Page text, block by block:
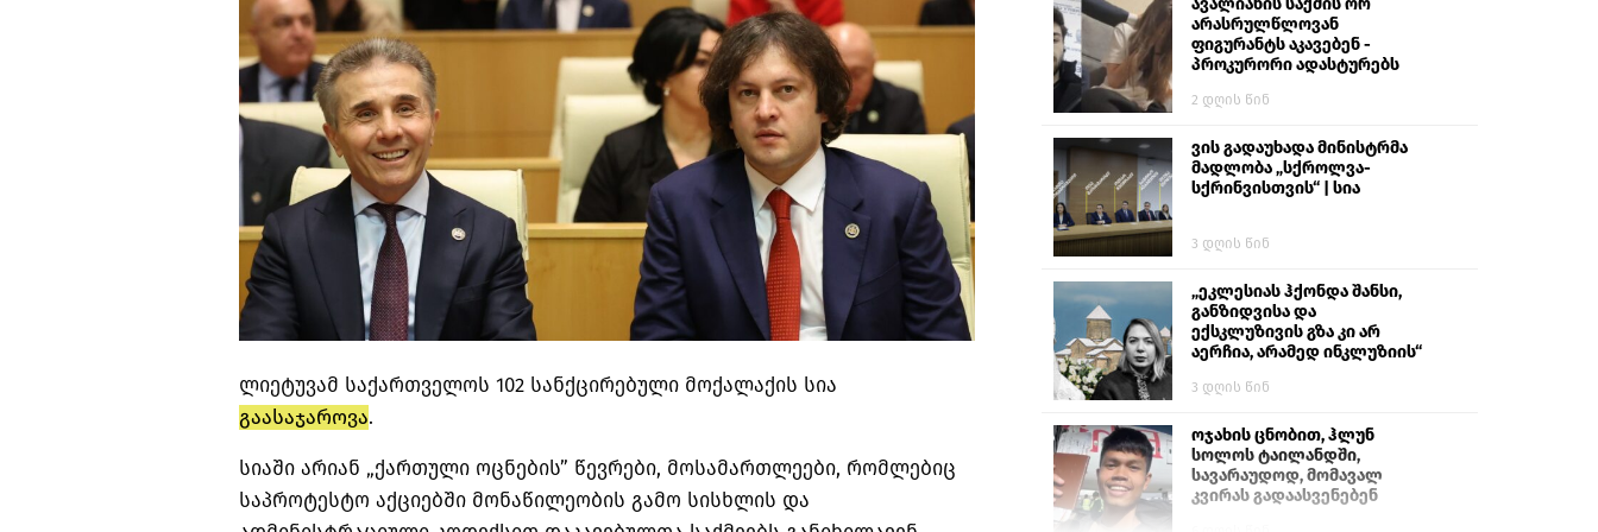
ლიეტუვამ საქართველოს 102 სანქცირებული მოქალაქის სია
გაასაჯაროვა.
სიაში არიან „ქართული ოცნების” წევრები, მოსამართლეები, რომლებიც
საპროტესტო აქციებში მონაწილეობის გამო სისხლის და
ავალიანის საქმის ორ
არასრულწლოვან
ფიგურანტს აკავებენ -
პროკურორი ადასტურებს
2 დღის წინ
ვის გადაუხადა მინისტრმა
მადლობა „სქროლვა-
სქრინვისთვის“ | სია
3 დღის წინ
„ეკლესიას ჰქონდა შანსი,
განზიდვისა და
ექსკლუზივის გზა კი არ
აერჩია, არამედ ინკლუზიის“
3 დღის წინ
ოჯახის ცნობით, ჰლუნ
სოლოს ტაილანდში,
სავარაუდოდ, მომავალ
კვირას გადაასვენებენ